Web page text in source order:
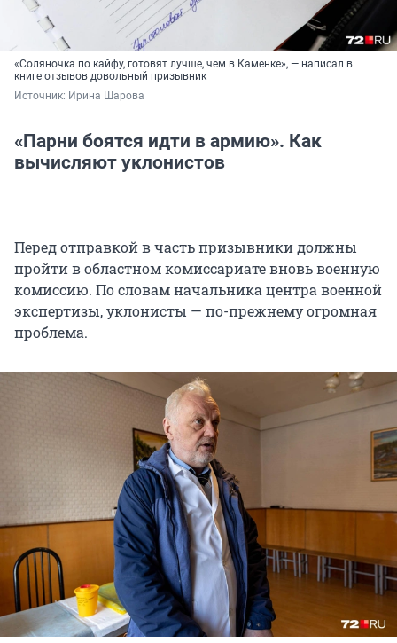
«Соляночка по кайфу, готовят лучше, чем в Каменке», — написал в
книге отзывов довольный призывник
Источник: Ирина Шарова
«Парни боятся идти в армию». Как
вычисляют уклонистов
Перед отправкой в часть призывники должны
пройти в областном комиссариате вновь военную
комиссию. По словам начальника центра военной
экспертизы, уклонисты — по-прежнему огромная
проблема.